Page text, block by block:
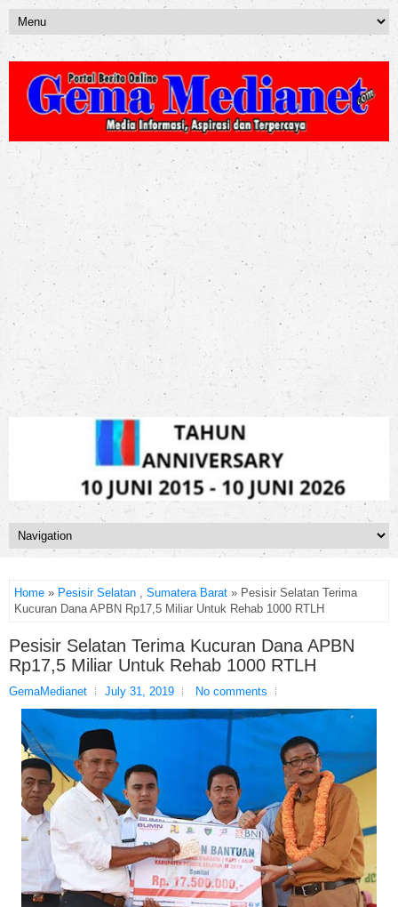
Home » Pesisir Selatan , Sumatera Barat » Pesisir Selatan Terima
Kucuran Dana APBN Rp17,5 Miliar Untuk Rehab 1000 RTLH
Pesisir Selatan Terima Kucuran Dana APBN
Rp17,5 Miliar Untuk Rehab 1000 RTLH
GemaMedianet July 31, 2019 No comments